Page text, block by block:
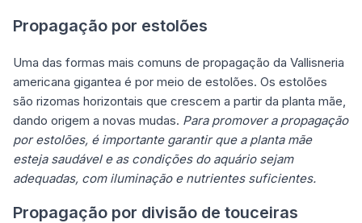
Propagação por estolões
Uma das formas mais comuns de propagação da Vallisneria
americana gigantea é por meio de estolões. Os estolões
são rizomas horizontais que crescem a partir da planta mãe,
dando origem a novas mudas. Para promover a propagação
por estolões, é importante garantir que a planta mãe
esteja saudável e as condições do aquário sejam
adequadas, com iluminação e nutrientes suficientes.
Propagação por divisão de touceiras